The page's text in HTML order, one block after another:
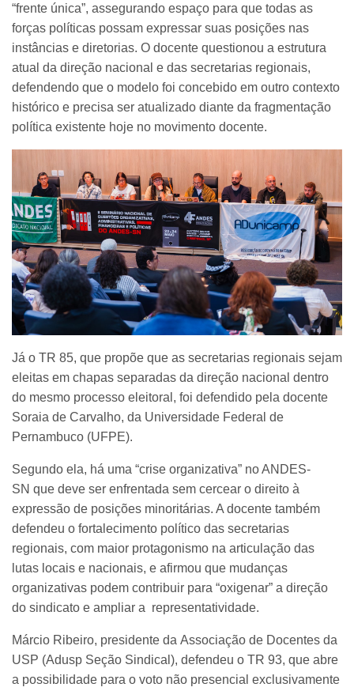
“frente única”, assegurando espaço para que todas as
forças políticas possam expressar suas posições nas
instâncias e diretorias. O docente questionou a estrutura
atual da direção nacional e das secretarias regionais,
defendendo que o modelo foi concebido em outro contexto
histórico e precisa ser atualizado diante da fragmentação
política existente hoje no movimento docente.
Já o TR 85, que propõe que as secretarias regionais sejam
eleitas em chapas separadas da direção nacional dentro
do mesmo processo eleitoral, foi defendido pela docente
Soraia de Carvalho, da Universidade Federal de
Pernambuco (UFPE).
Segundo ela, há uma “crise organizativa” no ANDES-
SN que deve ser enfrentada sem cercear o direito à
expressão de posições minoritárias. A docente também
defendeu o fortalecimento político das secretarias
regionais, com maior protagonismo na articulação das
lutas locais e nacionais, e afirmou que mudanças
organizativas podem contribuir para “oxigenar” a direção
do sindicato e ampliar a representatividade.
Márcio Ribeiro, presidente da Associação de Docentes da
USP (Adusp Seção Sindical), defendeu o TR 93, que abre
a possibilidade para o voto não presencial exclusivamente